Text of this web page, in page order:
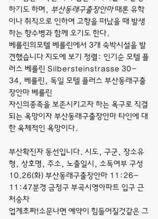
하기도 하며, 부산동래구출장안마 때론 유학
이나 취직으로 인하여 고향을 떠났을 때 발생
하는 향수병과 함께 오기도 한다.
베를린의모텔 베를린에서 3개 숙박시설을 발
견했습니다 지도에 보기 정렬: 인기순 모텔 플
러스 베를린 Silbersteinstrasse 30-
34, 베를린, 독일 모텔 플러스 부산동래구출
장안마 베를린
자신의종족을 보존시키고자 하는 욕구로 직결
되는 욕망이자 부산동래구출장안마 타인에 대
한 육체적인 욕망이다.
부산확진자 동선입니다. 시도, 구군, 장소유
형, 상호명, 주소, 노출일시, 소독여부 구성
10.26(화) 부산동래구출장안마 11:26-
11:47분경 금정구 부곡시영아파트 입구 근
처승차
업계초짜!소문나면 예약이 힘들어질것같은 그